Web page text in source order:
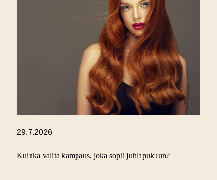
29.7.2026
Kuinka valita kampaus, joka sopii juhlapukuun?